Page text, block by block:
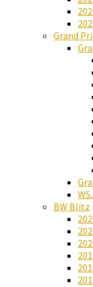
Grand
BW Blitz